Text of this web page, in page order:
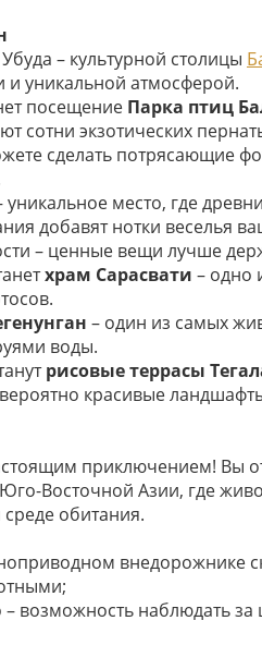
– культурной столицы
уникальной атмосферой.
посещение Парка птиц
сотни экзотических
сделать потрясающие
уникальное место, где
добавят нотки веселья
– ценные вещи лучше
храм Сарасвати – одно
– один из самых
воды.
рисовые террасы
красивые
приключением! Вы
Восточной Азии, где
обитания.
внедорожнике
возможность наблюдать